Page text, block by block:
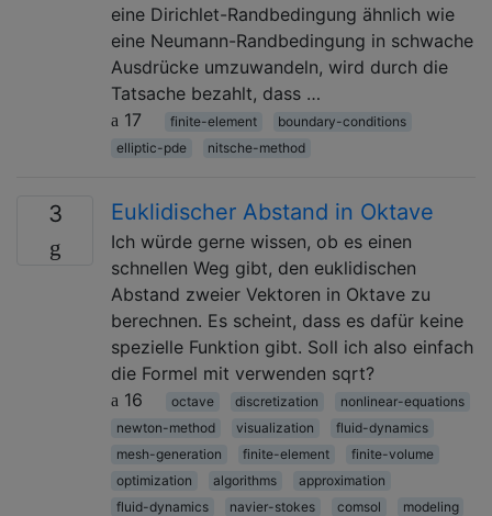
eine Dirichlet-Randbedingung ähnlich wie
eine Neumann-Randbedingung in schwache
Ausdrücke umzuwandeln, wird durch die
Tatsache bezahlt, dass …
17
finite-element
boundary-conditions
elliptic-pde
nitsche-method
3 Euklidischer Abstand in Oktave
Ich würde gerne wissen, ob es einen
schnellen Weg gibt, den euklidischen
Abstand zweier Vektoren in Oktave zu
berechnen. Es scheint, dass es dafür keine
spezielle Funktion gibt. Soll ich also einfach
die Formel mit verwenden sqrt?
16
octave discretization
nonlinear-equations
newton-method
visualization
fluid-dynamics
mesh-generation
finite-element
finite-volume
optimization
algorithms
approximation
fluid-dynamics
navier-stokes comsol
modeling